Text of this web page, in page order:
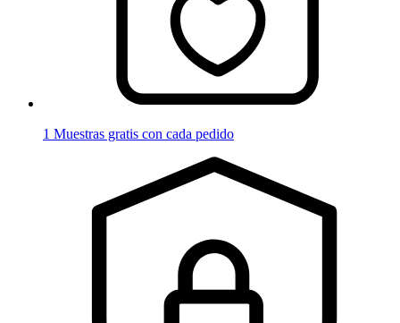
1 Muestras gratis con cada pedido